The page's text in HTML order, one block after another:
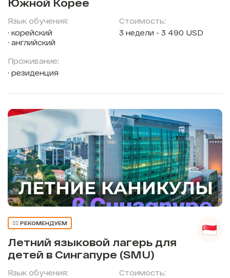
Южной Корее
Язык обучения:
корейский
английский
Проживание:
резиденция
Стоимость:
3 недели - 3 490 USD
👍🏼 РЕКОМЕНДУЕМ
Летний языковой лагерь для
детей в Сингапуре (SMU)
Язык обучения:
Стоимость: